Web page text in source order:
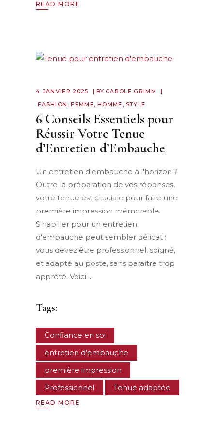
READ MORE
4 JANVIER 2025 BY CAROLE GRIMM
FASHION ,FEMME,HOMME , STYLE
6 Conseils Essentiels pour
Réussir Votre Tenue
d’Entretien d’Embauche
Un entretien d'embauche à l'horizon ?
Outre la préparation de vos réponses,
votre tenue est cruciale pour faire une
première impression mémorable.
S'habiller pour un entretien
d'embauche peut sembler délicat :
vous devez être professionnel, soigné,
et adapté au poste, sans paraître trop
apprêté. Voici
Tags:
Confiance en soi
entretien d'embauche
première impression
Professionnel
Tenue adaptée
READ MORE